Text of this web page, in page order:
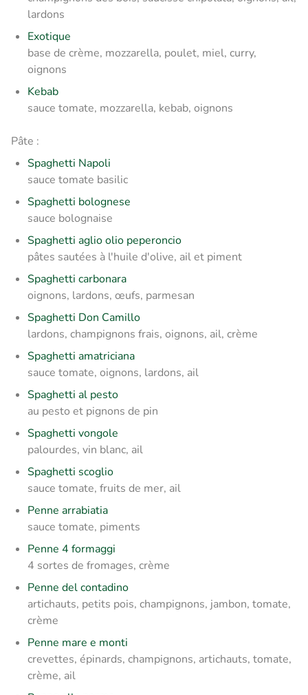
lardons
Exotique
base de crème, mozzarella, poulet, miel, curry,
oignons
Kebab
sauce tomate, mozzarella, kebab, oignons
Pâte :
Spaghetti Napoli
sauce tomate basilic
Spaghetti bolognese
sauce bolognaise
Spaghetti aglio olio peperoncio
pâtes sautées à l'huile d'olive, ail et piment
Spaghetti carbonara
oignons, lardons, œufs, parmesan
Spaghetti Don Camillo
lardons, champignons frais, oignons, ail, crème
Spaghetti amatriciana
sauce tomate, oignons, lardons, ail
Spaghetti al pesto
au pesto et pignons de pin
Spaghetti vongole
palourdes, vin blanc, ail
Spaghetti scoglio
sauce tomate, fruits de mer, ail
Penne arrabiatia
sauce tomate, piments
Penne 4 formaggi
4 sortes de fromages, crème
Penne del contadino
artichauts, petits pois, champignons, jambon, tomate,
crème
Penne mare e monti
crevettes, épinards, champignons, artichauts, tomate,
crème, ail